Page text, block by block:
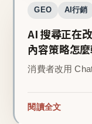
GEO AI行銷
AI 搜尋正在
內容策略怎
消費者改用
閱讀全文